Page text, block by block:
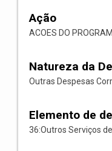
Ação
ACOES DO
Natureza da
Outras Despesas
Elemento de
36:Outros Serviços